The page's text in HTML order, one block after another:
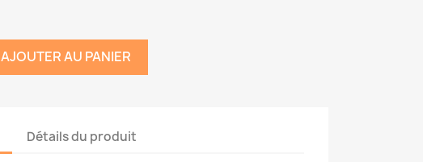
AJOUTER AU PANIER
Détails du produit